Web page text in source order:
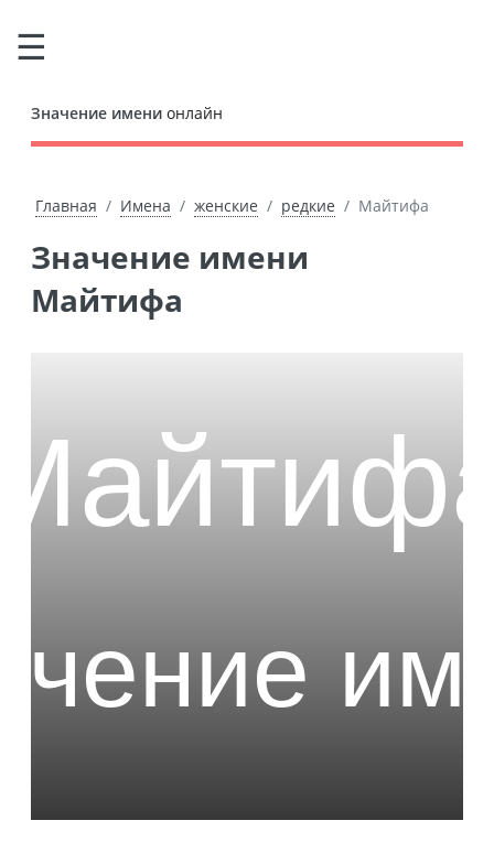
Значение имени онлайн
Главная Имена женские редкие Майтифа
Значение имени
Майтифа